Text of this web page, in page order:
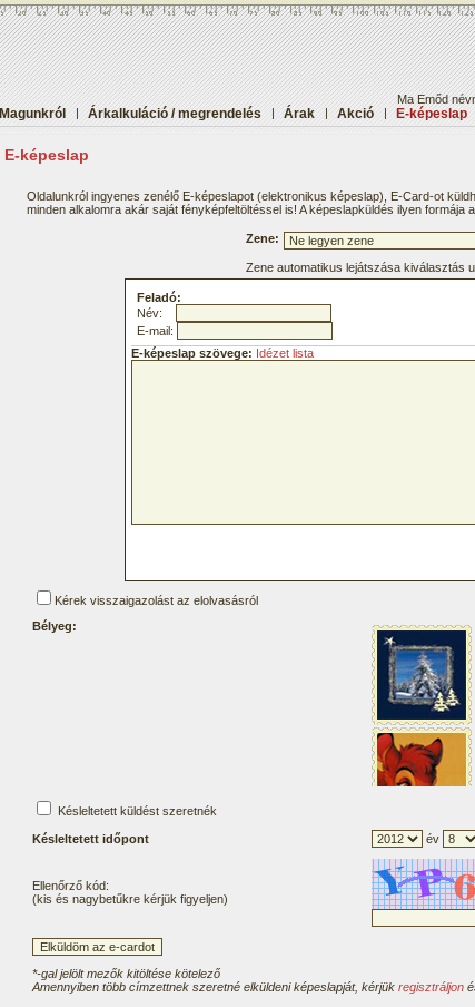
Ma Emőd
Magunkról | Árkalkuláció / megrendelés | Árak | Akció | E-képeslap
E-képeslap
Oldalunkról ingyenes zenélő E-képeslapot (elektronikus képeslap), E-Card-ot
minden alkalomra akár saját fényképfeltöltéssel is! A képeslapküldés ilyen formája
Zene:
Zene automatikus lejátszása kiválasztás
Feladó:
Név:
E-mail:
E-képeslap szövege: Idézet lista
Kérek visszaigazolást az elolvasásról
Bélyeg:
Késleltetett küldést szeretnék
Késleltetett időpont év
Ellenőrző kód:
(kis és nagybetűkre kérjük figyeljen)
*-gal jelölt mezők kitöltése kötelező
Amennyiben több címzettnek szeretné elküldeni képeslapját, kérjük regisztráljon